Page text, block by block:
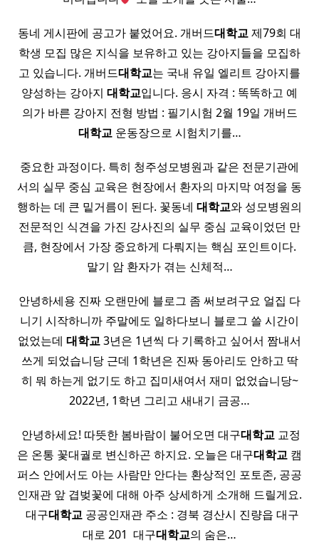
동네 게시판에 공고가 붙었어요. 개버드대학교제79회 대
학생 모집 많은 지식을 보유하고 있는 강아지들을 모집하
고 있습니다. 개버드대학교는 국내 유일 엘리트 강아지를
양성하는 강아지 대학교입니다. 응시 자격 : 똑똑하고 예
의가 바른 강아지 전형 방법 : 필기시험 2월 19일 개버드
대학교운동장으로 시험치기를…
중요한 과정이다. 특히 청주성모병원과 같은 전문기관에
서의 실무 중심 교육은 현장에서 환자의 마지막 여정을 동
행하는 데 큰 밑거름이 된다. 꽃동네 대학교와 성모병원의
전문적인 식견을 가진 강사진의 실무 중심 교육이었던 만
큼, 현장에서 가장 중요하게 다뤄지는 핵심 포인트이다.
말기 암 환자가 겪는 신체적…
안녕하세용 진짜 오랜만에 블로그 좀 써보려구요 얼집 다
니기 시작하니까 주말에도 일하다보니 블로그 쓸 시간이
없었는데 대학교3년은 1년씩 다 기록하고 싶어서 짬내서
쓰게 되었습니당 근데 1학년은 진짜 동아리도 안하고 딱
히 뭐 하는게 없기도 하고 집미새여서 재미 없었습니당~
2022년, 1학년 그리고 새내기 금공…
​ 안녕하세요! 따뜻한 봄바람이 불어오면 대구대학교 교정
은 온통 꽃대궐로 변신하곤 하지요. 오늘은 대구대학교 캠
퍼스 안에서도 아는 사람만 안다는 환상적인 포토존, 공공
인재관 앞 겹벚꽃에 대해 아주 상세하게 소개해 드릴게요.
​ ​ 대구대학교 공공인재관 주소 : 경북 경산시 진량읍 대구
대로 201 ​ 대구대학교의 숨은…